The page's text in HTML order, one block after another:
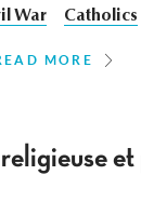
War Catholics
MORE